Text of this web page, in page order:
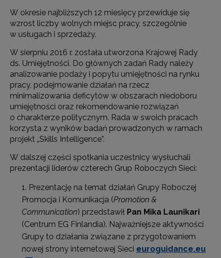
W okresie najbliższych 12 miesięcy przewiduje się
wzrost liczby wolnych miejsc pracy, szczególnie
w usługach i sprzedaży.
W sierpniu 2016 r. została utworzona Krajowej Rady
ds. Umiejętności. Do głównych zadań Rady należy
analizowanie podaży i popytu umiejętności na rynku
pracy, podejmowanie działań na rzecz
minimalizowania deficytów w obszarach niedoboru
umiejętności oraz rekomendowanie rozwiązań
o charakterze politycznym. Rada w swoich pracach
korzysta z wyników badań prowadzonych w ramach
projekt „Skills Intelligence”.
W dalszej części spotkania uczestnicy wysłuchali
prezentacji liderów czterech Grup Roboczych Sieci:
Prezentację na temat działań Grupy Roboczej
Promocja i Komunikacja (Promotion &
Communication) przedstawił Pan Mika Launikari
(Centrum EG Finlandia). Najważniejsze aktywności
Grupy to działania związane z przygotowaniem
nowej strony internetowej Sieci euroguidance.eu